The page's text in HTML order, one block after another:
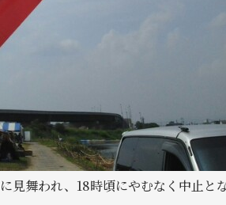
舞われ、18時頃にやむなく中止とな